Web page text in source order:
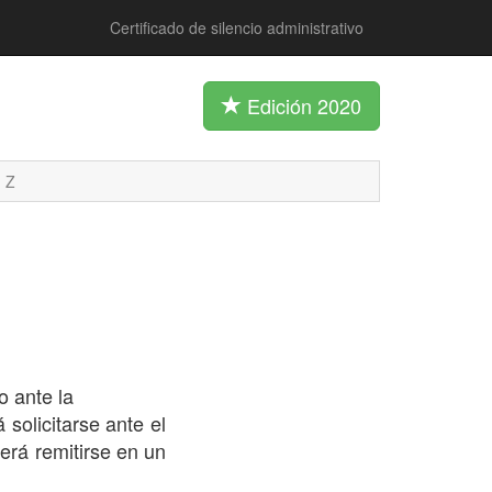
Certificado de silencio administrativo
Edición 2020
Z
ante la
solicitarse ante el
remitirse en un